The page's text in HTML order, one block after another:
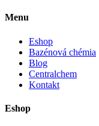
Menu
Eshop
Bazénová chémia
Blog
Centralchem
Kontakt
Eshop